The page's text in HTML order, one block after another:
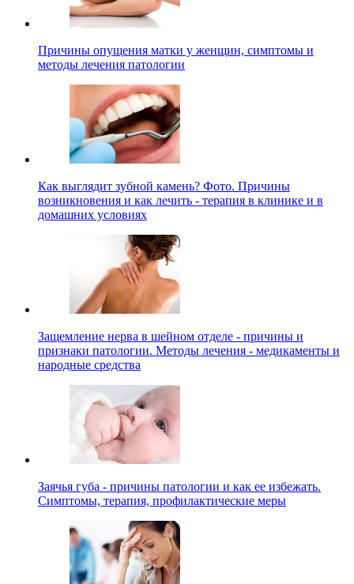
Причины опущения матки у женщин, симптомы и
методы лечения патологии
Как выглядит зубной камень? Фото. Причины
возникновения и как лечить - терапия в клинике и в
домашних условиях
Защемление нерва в шейном отделе - причины и
признаки патологии. Методы лечения - медикаменты и
народные средства
Заячья губа - причины патологии и как ее избежать.
Симптомы, терапия, профилактические меры